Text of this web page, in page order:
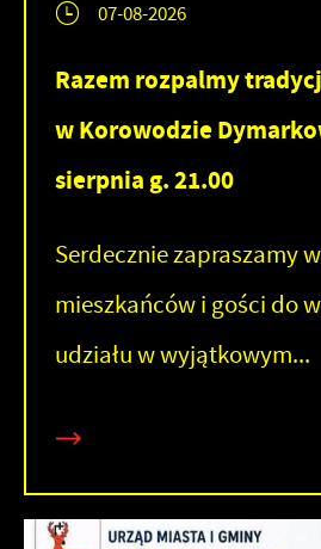
07-08-2026
Razem rozpalmy
w Korowodzie
sierpnia g. 21.00
Serdecznie zapraszamy
mieszkańców i gości do
udziału w wyjątkowym...